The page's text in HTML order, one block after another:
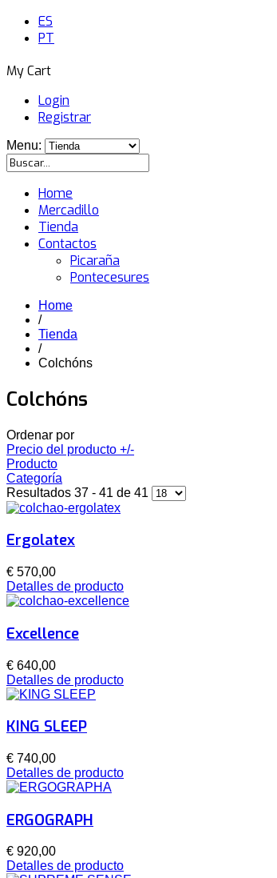
ES
PT
My Cart
Login
Registrar
Menu:
Home
Mercadillo
Tienda
Contactos
Picaraña
Pontecesures
Home
/
Tienda
/
Colchóns
Colchóns
Ordenar por
Precio del producto +/-
Producto
Categoría
Resultados 37 - 41 de 41
Ergolatex
€ 570,00
Detalles de producto
Excellence
€ 640,00
Detalles de producto
KING SLEEP
€ 740,00
Detalles de producto
ERGOGRAPH
€ 920,00
Detalles de producto